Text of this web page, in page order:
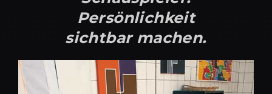
Persönlichkeit
sichtbar machen.